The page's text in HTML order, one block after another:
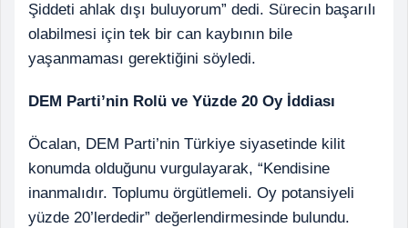
Şiddeti ahlak dışı buluyorum” dedi. Sürecin başarılı
olabilmesi için tek bir can kaybının bile
yaşanmaması gerektiğini söyledi.
DEM Parti’nin Rolü ve Yüzde 20 Oy İddiası
Öcalan, DEM Parti’nin Türkiye siyasetinde kilit
konumda olduğunu vurgulayarak, “Kendisine
inanmalıdır. Toplumu örgütlemeli. Oy potansiyeli
yüzde 20’lerdedir” değerlendirmesinde bulundu.